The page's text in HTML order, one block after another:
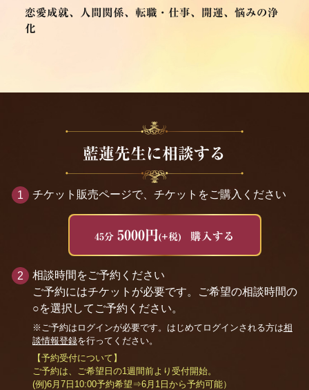
恋愛成就、人間関係、転職・仕事、開運、悩みの浄
化
藍蓮先生に相談する
チケット販売ページで、チケットをご購入ください
45分5000円(+税) 購入する
相談時間をご予約ください
ご予約にはチケットが必要です。ご希望の相談時間の
○を選択してご予約ください。
※ご予約はログインが必要です。はじめてログインされる方は相
談情報登録を行ってください。
【予約受付について】
ご予約は、ご希望日の1週間前より受付開始。
(例)6月7日10:00予約希望⇒6月1日から予約可能）